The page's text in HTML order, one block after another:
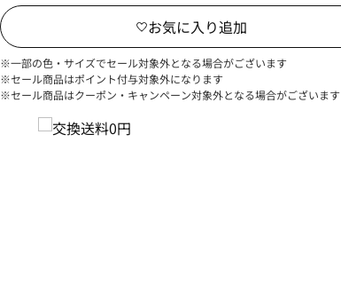
※一部の色・サイズでセール対象外となる場合がございます
※セール商品はポイント付与対象外になります
※セール商品はクーポン・キャンペーン対象外となる場合がございます